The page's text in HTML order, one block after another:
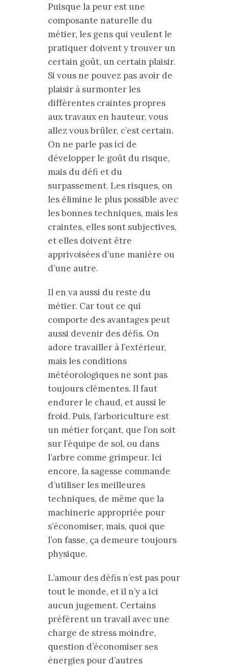
Puisque la peur est une
composante naturelle du
métier, les gens qui veulent le
pratiquer doivent y trouver un
certain goût, un certain plaisir.
Si vous ne pouvez pas avoir de
plaisir à surmonter les
différentes craintes propres
aux travaux en hauteur, vous
allez vous brûler, c’est certain.
On ne parle pas ici de
développer le goût du risque,
mais du défi et du
surpassement. Les risques, on
les élimine le plus possible avec
les bonnes techniques, mais les
craintes, elles sont subjectives,
et elles doivent être
apprivoisées d’une manière ou
d’une autre.
Il en va aussi du reste du
métier. Car tout ce qui
comporte des avantages peut
aussi devenir des défis. On
adore travailler à l’extérieur,
mais les conditions
météorologiques ne sont pas
toujours clémentes. Il faut
endurer le chaud, et aussi le
froid. Puis, l’arboriculture est
un métier forçant, que l’on soit
sur l’équipe de sol, ou dans
l’arbre comme grimpeur. Ici
encore, la sagesse commande
d’utiliser les meilleures
techniques, de même que la
machinerie appropriée pour
s’économiser, mais, quoi que
l’on fasse, ça demeure toujours
physique.
L’amour des défis n’est pas pour
tout le monde, et il n’y a ici
aucun jugement. Certains
préfèrent un travail avec une
charge de stress moindre,
question d’économiser ses
énergies pour d’autres